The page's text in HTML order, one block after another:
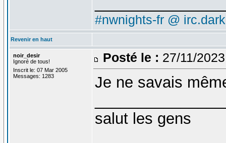
#nwnights-fr @
Revenir en haut
noir_desir
Ignoré de tous!
Inscrit le: 07 Mar 2005
Messages: 1283
Posté le : 27/11/
Je ne savais
salut les gens